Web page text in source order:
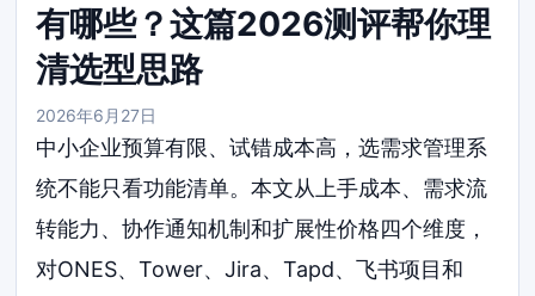
有哪些？这篇2026测评帮你理
清选型思路
2026年6月27日
中小企业预算有限、试错成本高，选需求管理系
统不能只看功能清单。本文从上手成本、需求流
转能力、协作通知机制和扩展性价格四个维度，
对ONES、Tower、Jira、Tapd、飞书项目和